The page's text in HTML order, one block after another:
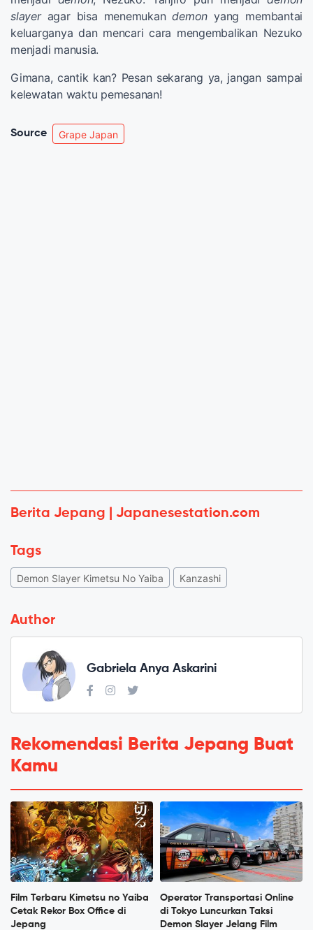
slayeragar bisa menemukandemon yang membantai
keluarganya dan mencari cara mengembalikan Nezuko
menjadi manusia.
Gimana, cantik kan? Pesan sekarang ya, jangan sampai
kelewatan waktu pemesanan!
Source Grape Japan
Berita Jepang | Japanesestation.com
Tags
Demon Slayer Kimetsu No Yaiba Kanzashi
Author
Gabriela Anya Askarini
Rekomendasi Berita Jepang Buat
Kamu
Film Terbaru Kimetsu no Yaiba
Cetak Rekor Box Office di
Jepang
Operator Transportasi Online
di Tokyo Luncurkan Taksi
Demon Slayer Jelang Film